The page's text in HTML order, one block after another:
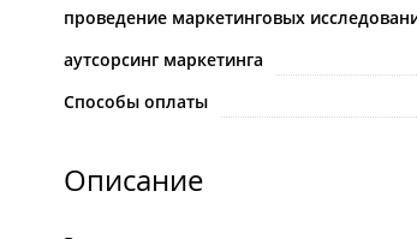
проведение маркетинговых
аутсорсинг маркетинга
Способы оплаты
Описание